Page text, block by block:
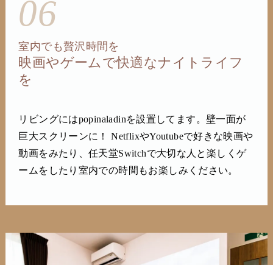
06
室内でも贅沢時間を
映画やゲームで快適なナイトライフ
を
リビングにはpopinaladinを設置してます。壁一面が
巨大スクリーンに！ NetflixやYoutubeで好きな映画や
動画をみたり、任天堂Switchで大切な人と楽しくゲ
ームをしたり室内での時間もお楽しみください。